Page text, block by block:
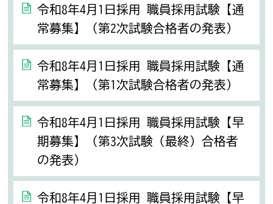
令和8年4月1日採用 職員採用試験【通
常募集】（第2次試験合格者の発表）
令和8年4月1日採用 職員採用試験【通
常募集】（第1次試験合格者の発表）
令和8年4月1日採用 職員採用試験【早
期募集】（第3次試験（最終）合格者
の発表）
令和8年4月1日採用 職員採用試験【早